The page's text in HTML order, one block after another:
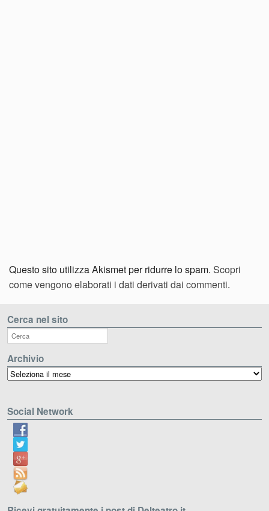
Questo sito utilizza Akismet per ridurre lo spam. Scopri
come vengono elaborati i dati derivati dai commenti.
Cerca nel sito
Archivio
Archivio
Social Network